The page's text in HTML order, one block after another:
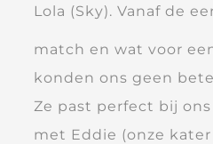
Lola (Sky). Vanaf de
match en wat voor
konden ons geen
Ze past perfect bij
met Eddie (onze